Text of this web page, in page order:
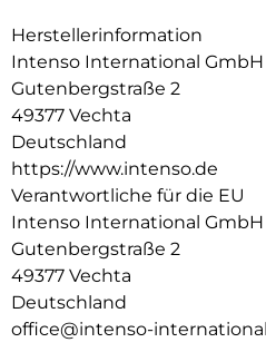
Design trifft Funktionalität:
Mit ihren ultraflachen
MW5000 und 16 mm bei der
Powerbanks mühelos in jede
stilvollem Champagner, Rosé
setzen so auch optisch ein
und Qi-Kompatibilität (ab
am Gerät und laden
Alltag. Vier Status-LEDs und
zuverlässig über den aktuellen
Betriebsmodus.
Sicher laden mit intelligenter
Die Powerbanks sind mit
Herstellerinformation
Intenso International GmbH
Gutenbergstraße 2
49377 Vechta
Deutschland
https://www.intenso.de
Verantwortliche für die EU
Intenso International GmbH
Gutenbergstraße 2
49377 Vechta
Deutschland
office@intenso-